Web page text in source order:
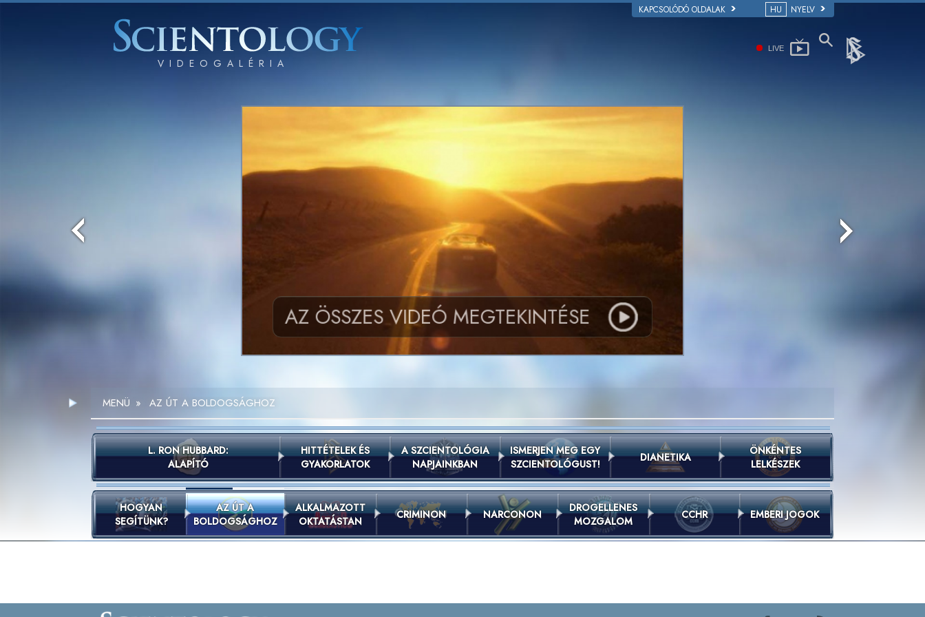
KAPCSOLÓDÓ OLDALAK HU NYELV
LIVE
AZ ÖSSZES VIDEÓ MEGTEKINTÉSE
MENÜ » AZ ÚT A BOLDOGSÁGHOZ
L. RON HUBBARD:
ALAPÍTÓ
HITTÉTELEK ÉS
GYAKORLATOK
A SZCIENTOLÓGIA
NAPJAINKBAN
ISMERJEN MEG EGY
SZCIENTOLÓGUST!
DIANETIKA
ÖNKÉNTES
LELKÉSZEK
HOGYAN
SEGÍTÜNK?
AZ ÚT A
BOLDOGSÁGHOZ
ALKALMAZOTT
OKTATÁSTAN
CRIMINON NARCONON
DROGELLENES
MOZGALOM
CCHR EMBERI JOGOK